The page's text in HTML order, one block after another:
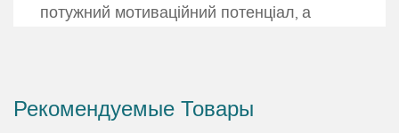
потужний мотиваційний потенціал, а
Збройних Сил України, а також усіх, хто
Рекомендуемые Товары